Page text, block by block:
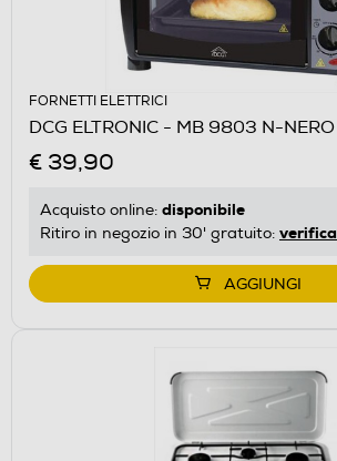
FORNETTI ELETTRICI
DCG ELTRONIC - MB 9803 N-NERO
€ 39,90
Acquisto online: disponibile
Ritiro in negozio in 30' gratuito: verifica
AGGIUNGI